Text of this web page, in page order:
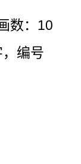
数：10
编号